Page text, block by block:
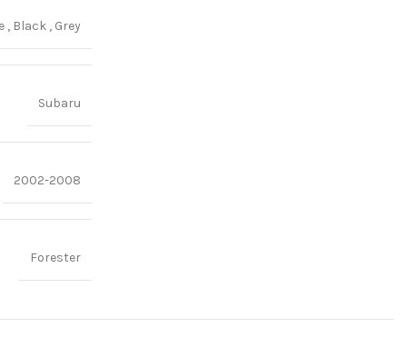
, Black , Grey
Subaru
2002-2008
Forester